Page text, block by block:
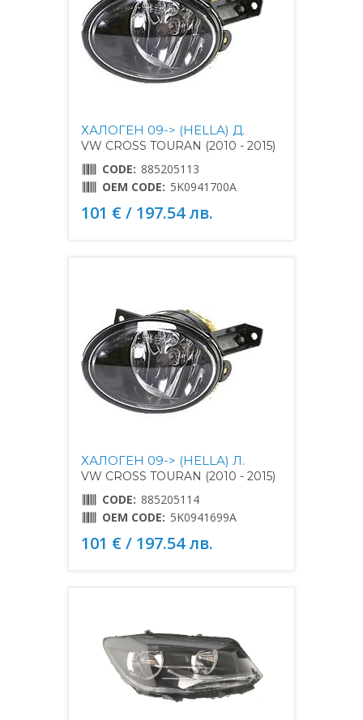
ХАЛОГЕН 09-> (HELLA) Д.
VW CROSS TOURAN (2010 - 2015)
CODE: 885205113
OEM CODE: 5K0941700A
101 € / 197.54 лв.
ХАЛОГЕН 09-> (HELLA) Л.
VW CROSS TOURAN (2010 - 2015)
CODE: 885205114
OEM CODE: 5K0941699A
101 € / 197.54 лв.